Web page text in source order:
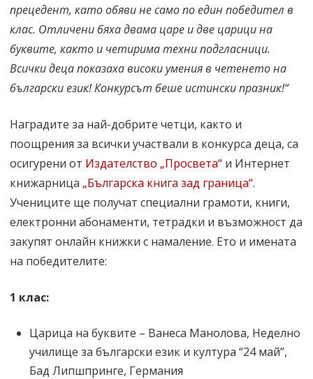
прецедент, като обяви не само по един победител в
клас. Отличени бяха двама царе и две царици на
буквите, както и четирима техни подгласници.
Всички деца показаха високи умения в четенето на
български език! Конкурсът беше истински празник!“
Наградите за най-добрите четци, както и
поощрения за всички участвали в конкурса деца, са
осигурени от Издателство „Просвета“ и Интернет
книжарница „Българска книга зад граница“.
Учениците ще получат специални грамоти, книги,
електронни абонаменти, тетрадки и възможност да
закупят онлайн книжки с намаление. Ето и имената
на победителите:
1 клас:
Царица на буквите – Ванеса Манолова, Неделно
училище за български език и култура “24 май”,
Бад Липшпринге, Германия